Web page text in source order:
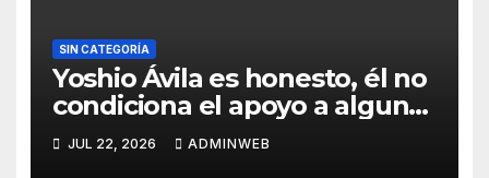
SIN CATEGORÍA
Yoshio Ávila es honesto, él no
condiciona el apoyo a alguna
figura política por una
candidatura
JUL 22, 2026 ADMINWEB